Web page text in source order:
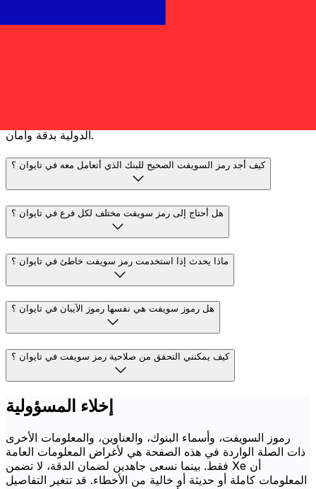
الدولية بدقة وأمان.
كيف أجد رمز السويفت الصحيح للبنك الذي أتعامل معه في تايوان ؟
هل أحتاج إلى رمز سويفت مختلف لكل فرع في تايوان ؟
ماذا يحدث إذا استخدمت رمز سويفت خاطئ في تايوان ؟
هل رموز سويفت هي نفسها رموز الآيبان في تايوان ؟
كيف يمكنني التحقق من صلاحية رمز سويفت في تايوان ؟
إخلاء المسؤولية
رموز السويفت، وأسماء البنوك، والعناوين، والمعلومات الأخرى
ذات الصلة الواردة في هذه الصفحة هي لأغراض المعلومات العامة
فقط. بينما نسعى جاهدين لضمان الدقة، لا تضمن Xe أن
المعلومات كاملة أو حديثة أو خالية من الأخطاء. قد تتغير التفاصيل